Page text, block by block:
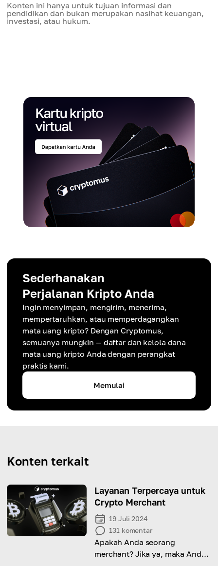
Konten ini hanya untuk tujuan informasi dan
pendidikan dan bukan merupakan nasihat keuangan,
investasi, atau hukum.
Sederhanakan
Perjalanan Kripto Anda
Ingin menyimpan, mengirim, menerima,
mempertaruhkan, atau memperdagangkan
mata uang kripto? Dengan Cryptomus,
semuanya mungkin — daftar dan kelola dana
mata uang kripto Anda dengan perangkat
praktis kami.
Memulai
Konten terkait
Layanan Terpercaya untuk
Crypto Merchant
19 Juli 2024
131 komentar
Apakah Anda seorang
merchant? Jika ya, maka Anda